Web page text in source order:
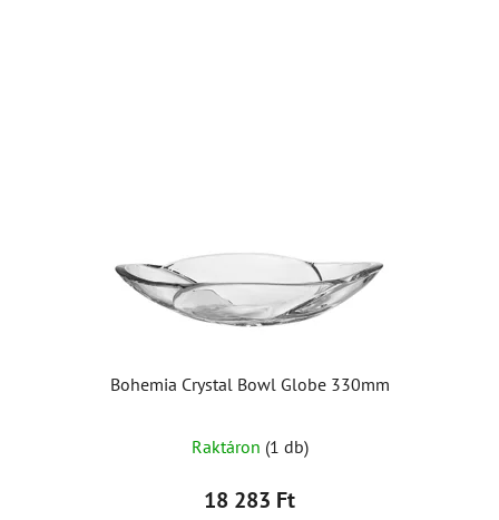
Bohemia Crystal Bowl Globe 330mm
Raktáron (1 db)
18 283 Ft